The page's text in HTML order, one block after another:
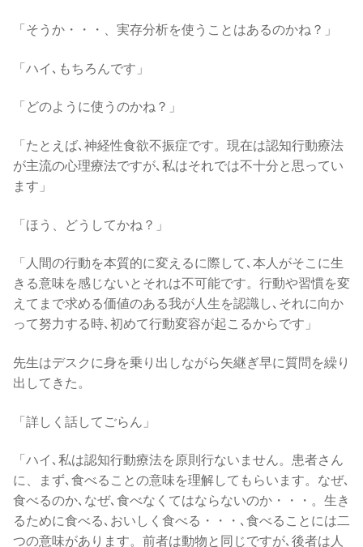
「そうか・・・、実存分析を使うことはあるのかね？」
「ハイ､もちろんです」
「どのように使うのかね？」
「たとえば､神経性食欲不振症です。現在は認知行動療法
が主流の心理療法ですが､私はそれでは不十分と思ってい
ます」
「ほう、どうしてかね？」
「人間の行動を本質的に変えるに際して､本人がそこに生
きる意味を感じないとそれは不可能です。行動や習慣を変
えてまで求める価値のある我が人生を認識し､それに向か
って努力する時､初めて行動変容が起こるからです」
先生はデスクに身を乗り出しながら矢継ぎ早に質問を繰り
出してきた。
「詳しく話してごらん」
「ハイ､私は認知行動療法を原則行ないません。患者さん
に、まず､食べることの意味を理解してもらいます。なぜ､
食べるのか､なぜ､食べなくてはならないのか・・・。生き
るために食べる､おいしく食べる・・・､食べることには二
つの意味があります。前者は動物と同じですが､後者は人